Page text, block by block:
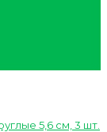
5,6 см, 3 шт.